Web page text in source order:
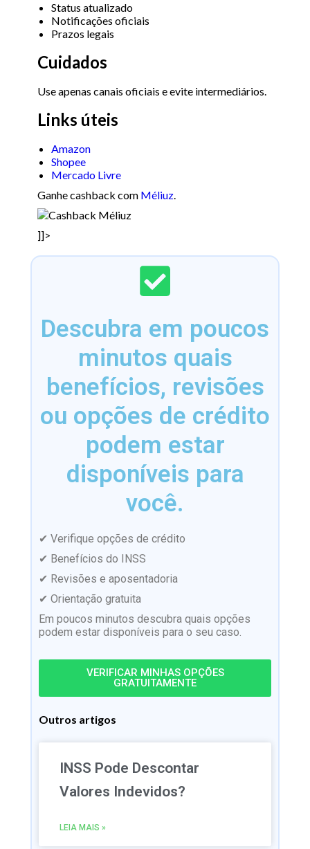
Status atualizado
Notificações oficiais
Prazos legais
Cuidados
Use apenas canais oficiais e evite intermediários.
Links úteis
Amazon
Shopee
Mercado Livre
Ganhe cashback com Méliuz.
]]>
Descubra em poucos
minutos quais
benefícios, revisões
ou opções de crédito
podem estar
disponíveis para
você.
✔ Verifique opções de crédito
✔ Benefícios do INSS
✔ Revisões e aposentadoria
✔ Orientação gratuita
Em poucos minutos descubra quais opções
podem estar disponíveis para o seu caso.
VERIFICAR MINHAS OPÇÕES
GRATUITAMENTE
Outros artigos
INSS Pode Descontar
Valores Indevidos?
LEIA MAIS »